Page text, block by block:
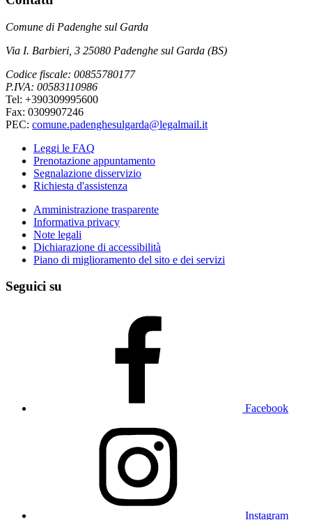
Comune di Padenghe sul Garda
Via I. Barbieri, 3 25080 Padenghe sul Garda (BS)
Codice fiscale: 00855780177
P.IVA: 00583110986
Tel: +390309995600
Fax: 0309907246
PEC: comune.padenghesulgarda@legalmail.it
Leggi le FAQ
Prenotazione appuntamento
Segnalazione disservizio
Richiesta d'assistenza
Amministrazione trasparente
Informativa privacy
Note legali
Dichiarazione di accessibilità
Piano di miglioramento del sito e dei servizi
Seguici su
Facebook
Instagram